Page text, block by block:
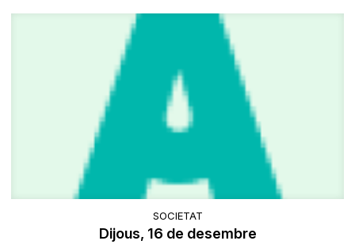
SOCIETAT
Dijous, 16 de desembre